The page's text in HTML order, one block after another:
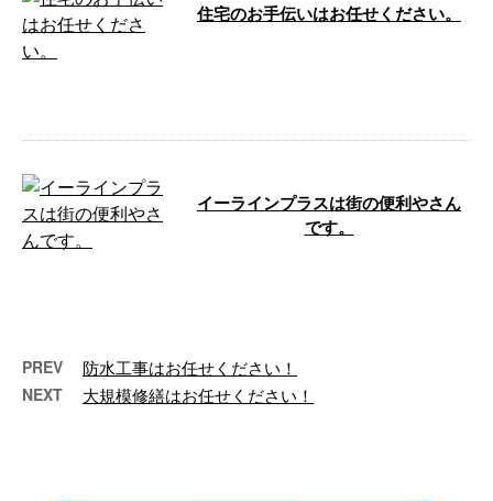
住宅のお手伝いはお任せください。
イーラインプラスは街の便利やさん
です。
PREV 防水工事はお任せください！
NEXT 大規模修繕はお任せください！